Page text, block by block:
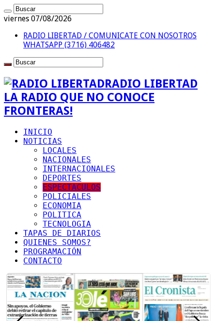
viernes 07/08/2026
RADIO LIBERTAD / COMUNICATE CON NOSOTROS
WHATSAPP (3716) 406482
RADIO LIBERTAD
LA RADIO QUE NO CONOCE
FRONTERAS!
INICIO
NOTICIAS
LOCALES
NACIONALES
INTERNACIONALES
DEPORTES
ESPECTACULOS
POLICIALES
ECONOMIA
POLITICA
TECNOLOGIA
TAPAS DE DIARIOS
QUIENES SOMOS?
PROGRAMACIÓN
CONTACTO